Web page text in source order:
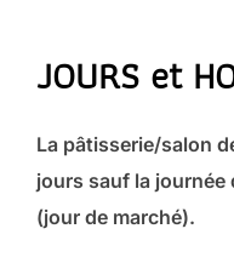
JOURS et
La pâtisserie/salon
jours sauf la journée
(jour de marché).